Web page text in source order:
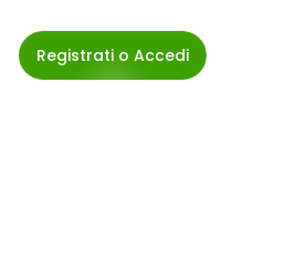
Registrati o Accedi